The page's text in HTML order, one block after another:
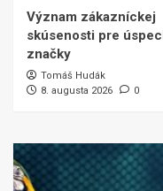
Význam zákazníckej
skúsenosti pre
značky
Tomáš Hudák
8. augusta 2026
0